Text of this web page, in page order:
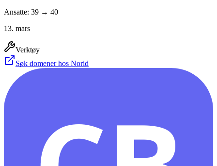
Ansatte: 39 → 40
13. mars
Verktøy
Søk domener hos Norid